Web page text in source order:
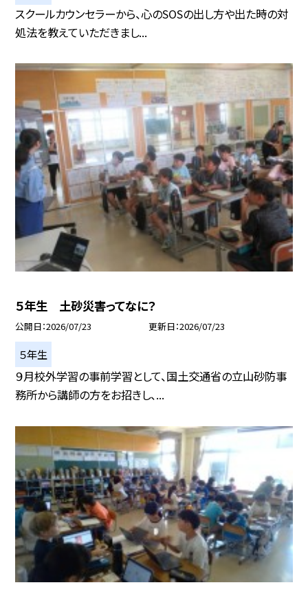
スクールカウンセラーから、心のSOSの出し方や出た時の対
処法を教えていただきまし...
５年生 土砂災害ってなに？
公開日 2026/07/23 更新日 2026/07/23
５年生
９月校外学習の事前学習として、国土交通省の立山砂防事
務所から講師の方をお招きし、...